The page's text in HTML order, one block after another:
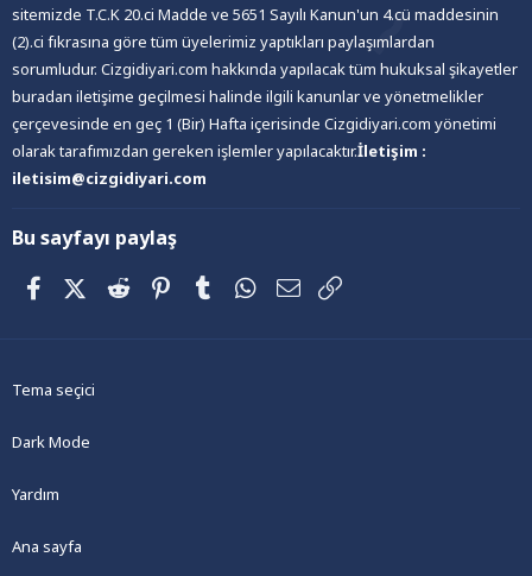
sitemizde T.C.K 20.ci Madde ve 5651 Sayılı Kanun'un 4.cü maddesinin
(2).ci fıkrasına göre tüm üyelerimiz yaptıkları paylaşımlardan
sorumludur. Cizgidiyari.com hakkında yapılacak tüm hukuksal şikayetler
buradan iletişime geçilmesi halinde ilgili kanunlar ve yönetmelikler
çerçevesinde en geç 1 (Bir) Hafta içerisinde Cizgidiyari.com yönetimi
olarak tarafımızdan gereken işlemler yapılacaktır.İletişim :
iletisim@cizgidiyari.com
Bu sayfayı paylaş
FacebookX (Twitter)
Reddit PinterestTumblrWhatsApp
E-posta
Tema seçici
Dark Mode
Yardım
Ana sayfa